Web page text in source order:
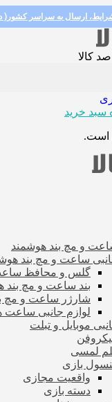
ارسال به سراسر کشور(
کالا
سبد خرید
است.
و مچ بند هوشمند
ساعت و مچ بند
گلس و محافظ
بند ساعت و مچ بند
شارژر ساعت و مچ
لوازم جانبی ساعت
موبایل و تبلت
لمسی
بازی
واقعیت مجازی
دسته بازی